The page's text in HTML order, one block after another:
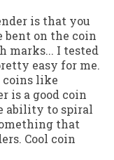
is that you
bent on the coin
marks... I tested
easy for me.
coins like
is a good coin
ability to spiral
that
Cool coin